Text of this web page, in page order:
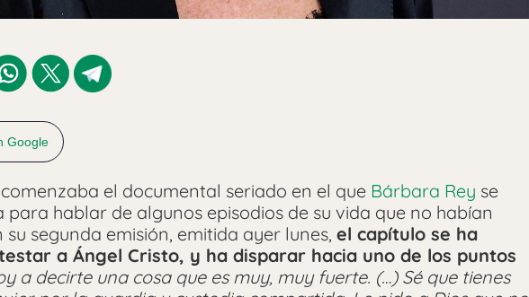
Google
el documental seriado en el que Bárbara Rey se
para hablar de algunos episodios de su vida que no habían
su segunda emisión, emitida ayer lunes, el capítulo se ha
a Ángel Cristo, y ha disparar hacia uno de los puntos
a decirte una cosa que es muy, muy fuerte. (…) Sé que tienes